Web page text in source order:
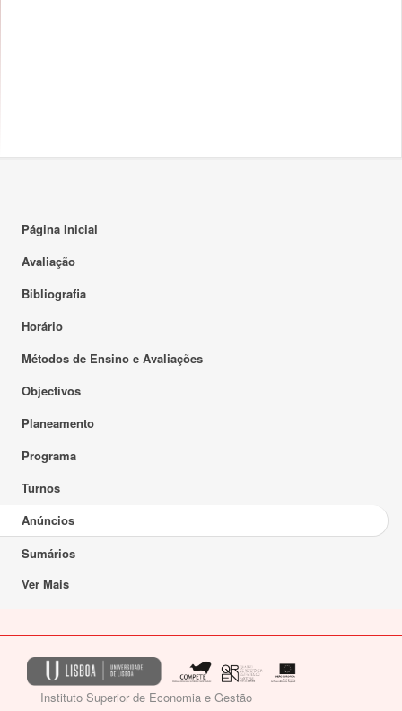
Página Inicial
Avaliação
Bibliografia
Horário
Métodos de Ensino e Avaliações
Objectivos
Planeamento
Programa
Turnos
Anúncios
Sumários
Ver Mais
Instituto Superior de Economia e Gestão